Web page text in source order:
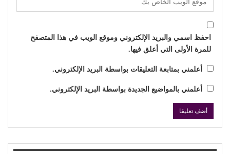
احفظ اسمي والبريد الإلكتروني وموقع الويب في هذا المتصفح
للمرة الأولى التي أعلق فيها.
أعلمني بمتابعة التعليقات بواسطة البريد الإلكتروني.
أعلمني بالمواضيع الجديدة بواسطة البريد الإلكتروني.